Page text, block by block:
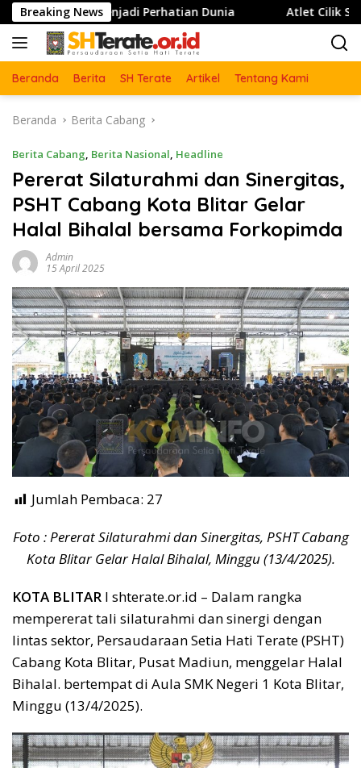
Langsung
ke
konten
Breaking News
Perhatian Dunia Atlet Cilik SH Terate Ranting
Beranda Berita SH Terate Artikel Tentang Kami
Beranda Berita Cabang
Berita Cabang, Berita Nasional, Headline
Pererat Silaturahmi dan Sinergitas,
PSHT Cabang Kota Blitar Gelar
Halal Bihalal bersama Forkopimda
Admin
15 April 2025
Jumlah Pembaca: 27
Foto : Pererat Silaturahmi dan Sinergitas, PSHT Cabang
Kota Blitar Gelar Halal Bihalal, Minggu (13/4/2025).
KOTA BLITAR I shterate.or.id – Dalam rangka
mempererat tali silaturahmi dan sinergi dengan
lintas sektor, Persaudaraan Setia Hati Terate (PSHT)
Cabang Kota Blitar, Pusat Madiun, menggelar Halal
Bihalal. bertempat di Aula SMK Negeri 1 Kota Blitar,
Minggu (13/4/2025).